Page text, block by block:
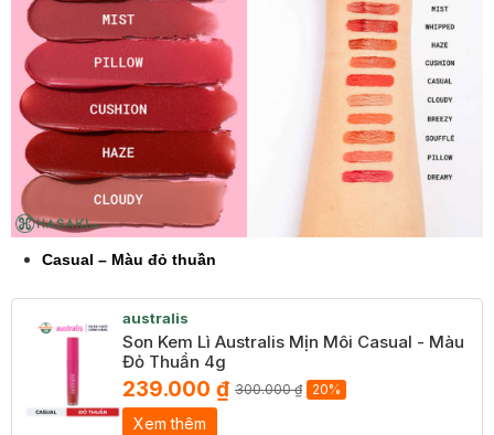
Casual – Màu đỏ thuần
australis
Son Kem Lì Australis Mịn Môi Casual - Màu
Đỏ Thuần 4g
239.000 ₫ 300.000 ₫ 20%
Xem thêm